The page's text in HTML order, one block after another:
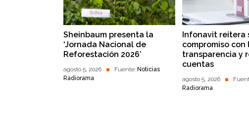
Sheinbaum presenta la
‘Jornada Nacional de
Reforestación 2026’
agosto 5, 2026 Fuente: Noticias
Radiorama
Infonavit reitera
compromiso con
transparencia y
cuentas
agosto 5, 2026
Radiorama